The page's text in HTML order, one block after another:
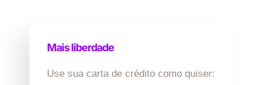
Mais liberdade
Use sua carta de crédito como quiser: